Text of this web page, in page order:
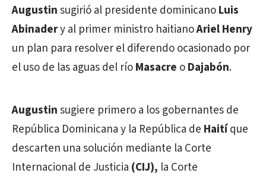
Augustinsugirió al presidente dominicanoLuis
Abinadery al primer ministro haitianoAriel Henry
un plan para resolver el diferendo ocasionado por
el uso de las aguas del ríoMasacre oDajabón.
Augustinsugiere primero a los gobernantes de
República Dominicana y la República de Haitíque
descarten una solución mediante la Corte
Internacional de Justicia (CIJ), la Corte